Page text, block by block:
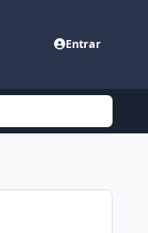
Entrar